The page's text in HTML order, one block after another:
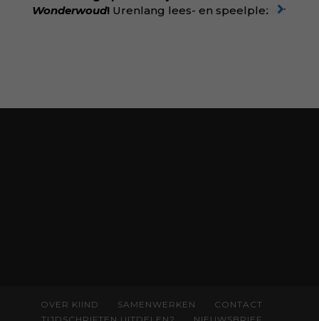
ditmar/boek/baas-in-eigen-buik
Wonderwoud! Urenlang lees- en speelplezier
OVER KIIND SAMENWERKEN
CONTACT